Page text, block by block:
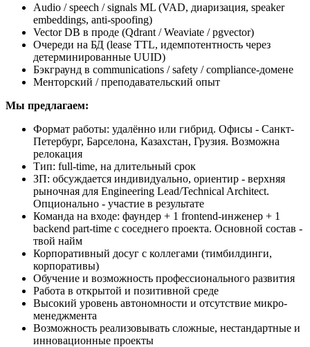
Audio / speech / signals ML (VAD, диаризация, speaker
embeddings, anti-spoofing)
Vector DB в проде (Qdrant / Weaviate / pgvector)
Очереди на БД (lease TTL, идемпотентность через
детерминированные UUID)
Бэкграунд в communications / safety / compliance-домене
Менторский / преподавательский опыт
Мы предлагаем:
Формат работы: удалённо или гибрид. Офисы - Санкт-
Петербург, Барселона, Казахстан, Грузия. Возможна
релокация
Тип: full-time, на длительный срок
ЗП: обсуждается индивидуально, ориентир - верхняя
рыночная для Engineering Lead/Technical Architect.
Опционально - участие в результате
Команда на входе: фаундер + 1 frontend-инженер + 1
backend part-time с соседнего проекта. Основной состав -
твой найм
Корпоративный досуг с коллегами (тимбилдинги,
корпоративы)
Обучение и возможность профессионального развития
Работа в открытой и позитивной среде
Высокий уровень автономности и отсутствие микро-
менеджмента
Возможность реализовывать сложные, нестандартные и
инновационные проекты